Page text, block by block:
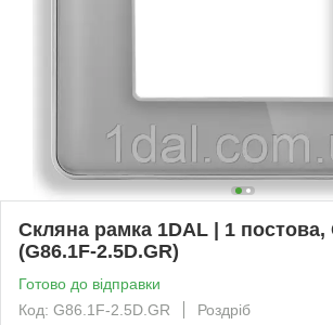
Скляна рамка 1DAL | 1 постова,
(G86.1F-2.5D.GR)
Готово до відправки
Код: G86.1F-2.5D.GR
Роздріб